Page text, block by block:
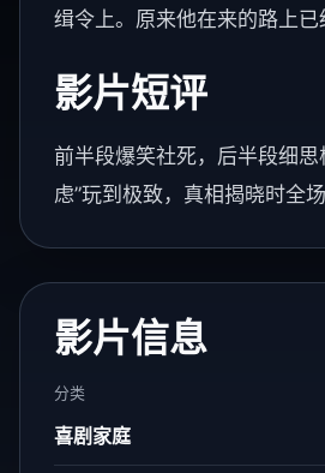
缉令上。原来他在来的路上已
影片短评
前半段爆笑社死，后半段细思
虑”玩到极致，真相揭晓时全场
影片信息
分类
喜剧家庭